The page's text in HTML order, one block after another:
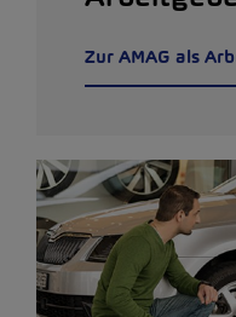
Zur AMAG als